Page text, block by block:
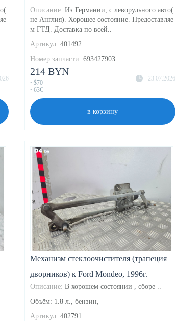
Описание: Из Германии, с леворульного авто(
не Англия). Хорошее состояние. Предоставляе
м ГТД. Доставка по всей..
Артикул: 401492
Номер запчасти: 693427903
23.07.2026
214 BYN
~$70
~63€
в корзину
Механизм стеклоочистителя (трапеция
дворников) к Ford Mondeo, 1996г.
Описание: В хорошем состоянии , сборе ..
Объём: 1.8 л., бензин,
Артикул: 402791